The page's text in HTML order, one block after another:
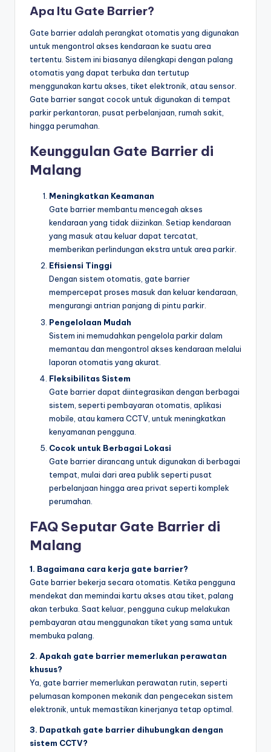
Apa Itu Gate Barrier?
Gate barrier adalah perangkat otomatis yang digunakan
untuk mengontrol akses kendaraan ke suatu area
tertentu. Sistem ini biasanya dilengkapi dengan palang
otomatis yang dapat terbuka dan tertutup
menggunakan kartu akses, tiket elektronik, atau sensor.
Gate barrier sangat cocok untuk digunakan di tempat
parkir perkantoran, pusat perbelanjaan, rumah sakit,
hingga perumahan.
Keunggulan Gate Barrier di
Malang
Meningkatkan Keamanan
Gate barrier membantu mencegah akses
kendaraan yang tidak diizinkan. Setiap kendaraan
yang masuk atau keluar dapat tercatat,
memberikan perlindungan ekstra untuk area parkir.
Efisiensi Tinggi
Dengan sistem otomatis, gate barrier
mempercepat proses masuk dan keluar kendaraan,
mengurangi antrian panjang di pintu parkir.
Pengelolaan Mudah
Sistem ini memudahkan pengelola parkir dalam
memantau dan mengontrol akses kendaraan melalui
laporan otomatis yang akurat.
Fleksibilitas Sistem
Gate barrier dapat diintegrasikan dengan berbagai
sistem, seperti pembayaran otomatis, aplikasi
mobile, atau kamera CCTV, untuk meningkatkan
kenyamanan pengguna.
Cocok untuk Berbagai Lokasi
Gate barrier dirancang untuk digunakan di berbagai
tempat, mulai dari area publik seperti pusat
perbelanjaan hingga area privat seperti komplek
perumahan.
FAQ Seputar Gate Barrier di
Malang
1. Bagaimana cara kerja gate barrier?
Gate barrier bekerja secara otomatis. Ketika pengguna
mendekat dan memindai kartu akses atau tiket, palang
akan terbuka. Saat keluar, pengguna cukup melakukan
pembayaran atau menggunakan tiket yang sama untuk
membuka palang.
2. Apakah gate barrier memerlukan perawatan
khusus?
Ya, gate barrier memerlukan perawatan rutin, seperti
pelumasan komponen mekanik dan pengecekan sistem
elektronik, untuk memastikan kinerjanya tetap optimal.
3. Dapatkah gate barrier dihubungkan dengan
sistem CCTV?